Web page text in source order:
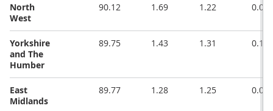
North
West
90.12 1.69 1.22 0.09
Yorkshire
and The
Humber
89.75 1.43 1.31 0.10
East
Midlands
89.77 1.28 1.25 0.09